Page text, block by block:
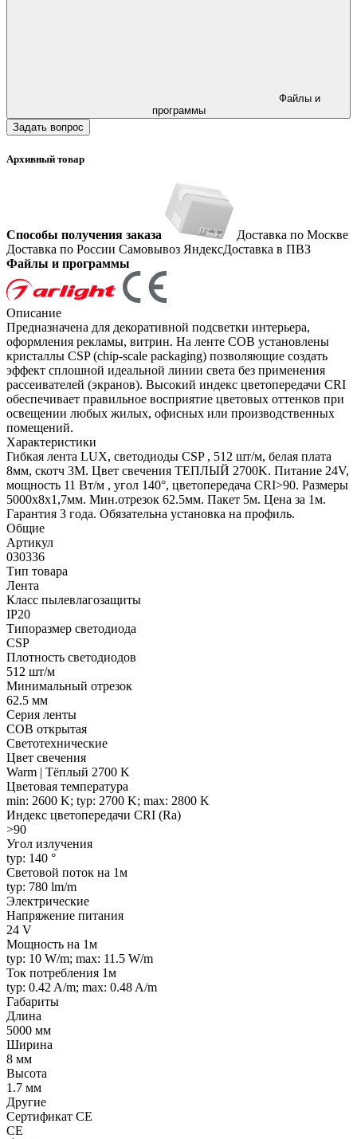
программы
Задать вопрос
Архивный товар
Способы получения заказа
Доставка по Москве
Доставка по России Самовывоз ЯндексДоставка в ПВЗ
Файлы и программы
Описание
Предназначена для декоративной подсветки интерьера,
оформления рекламы, витрин. На ленте COB установлены
кристаллы CSP (chip-scale packaging) позволяющие создать
эффект сплошной идеальной линии света без применения
рассеивателей (экранов). Высокий индекс цветопередачи CRI
обеспечивает правильное восприятие цветовых оттенков при
освещении любых жилых, офисных или производственных
помещений.
Характеристики
Гибкая лента LUX, светодиоды CSP , 512 шт/м, белая плата
8мм, скотч 3М. Цвет свечения ТЕПЛЫЙ 2700K. Питание 24V,
мощность 11 Вт/м , угол 140°, цветопередача CRI>90. Размеры
5000х8x1,7мм. Мин.отрезок 62.5мм. Пакет 5м. Цена за 1м.
Гарантия 3 года. Обязательна установка на профиль.
Общие
Артикул
030336
Тип товара
Лента
Класс пылевлагозащиты
IP20
Типоразмер светодиода
CSP
Плотность светодиодов
512 шт/м
Минимальный отрезок
62.5 мм
Серия ленты
COB открытая
Светотехнические
Цвет свечения
Warm | Тёплый 2700 K
Цветовая температура
min: 2600 K; typ: 2700 K; max: 2800 K
Индекс цветопередачи CRI (Ra)
>90
Угол излучения
typ: 140 °
Световой поток на 1м
typ: 780 lm/m
Электрические
Напряжение питания
24 V
Мощность на 1м
typ: 10 W/m; max: 11.5 W/m
Ток потребления 1м
typ: 0.42 A/m; max: 0.48 A/m
Габариты
Длина
5000 мм
Ширина
8 мм
Высота
1.7 мм
Другие
Сертификат CE
CE